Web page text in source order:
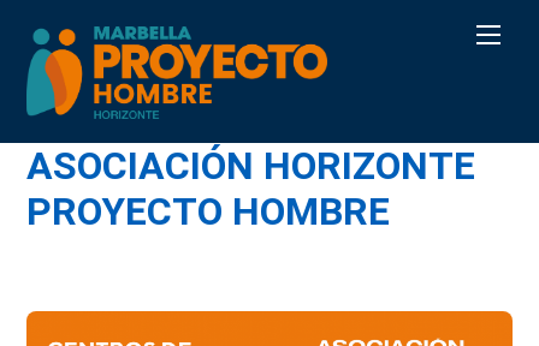
content
ASOCIACIÓN HORIZONTE
PROYECTO HOMBRE